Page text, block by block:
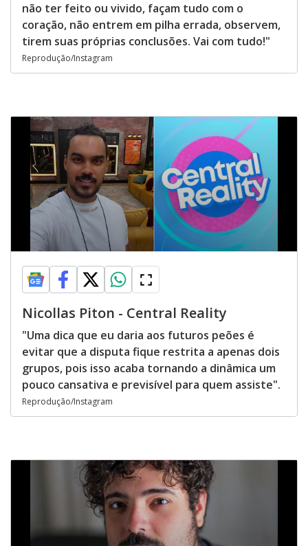
não ter feito ou vivido, façam tudo com o
coração, não entrem em pilha errada, observem,
tirem suas próprias conclusões. Vai com tudo!"
Reprodução/Instagram
Nicollas Piton - Central Reality
"Uma dica que eu daria aos futuros peões é
evitar que a disputa fique restrita a apenas dois
grupos, pois isso acaba tornando a dinâmica um
pouco cansativa e previsível para quem assiste".
Reprodução/Instagram